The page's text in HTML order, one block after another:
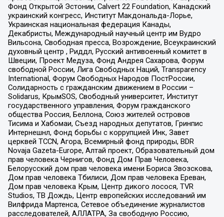
Фонд Открытой Эстонии, Calvert 22 Foundation, Канадский
украинский конгресс, Институт Макдональда-Лорье,
Украинская национальная федерация Канады,
Декабристы, Международный научный центр им Вудро
Вильсона, Свободная пресса, Возрождение, Всеукраинский
духовный центр , Риддл, Русский антивоенный комитет в
Швеции, Проект Медуза, Фонд Андрея Сахарова, Форум
свободной России, Лига Свободных Наций, Transparеncy
International, Форум Свободных Народов ПостРоссии,
Солидарность с гражданским движением в России –
Solidarus, КрымSOS, Свободный университет, Институт
государственного управления, Форум гражданского
общества Россия, Беллона, Союз жителей островов
Тисима и Хабомаи, Съезд народных депутатов, Гринпис
Интернешнл, Фонд борьбы с коррупцией Инк, Завет
церквей TCCN, Агора, Всемирный фонд природы, BDR
Novaja Gazeta-Europe, Алтай проект, Образовательный дом
прав человека Чернигов, Фонд Дом Прав Человека,
Белорусский дом прав человека имени Бориса Звозскова,
Дом прав человека Тбилиси, Дом прав человека Ереван,
Дом прав человека Крым, Центр дикого лосося, TVR
Studios, ТВ Дождь, Центр европейских исследований им
Вилфрида Мартенса, Сетевое объединение журналистов
расследователей, АЛЛАТРА, За свободную Россию,